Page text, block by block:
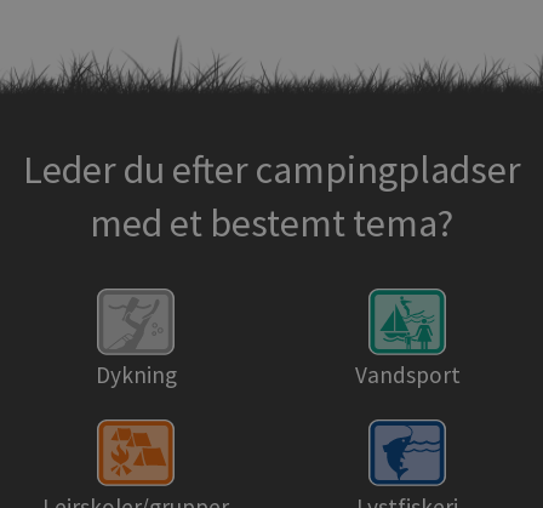
Leder du efter campingpladser
med et bestemt tema?
Dykning Vandsport